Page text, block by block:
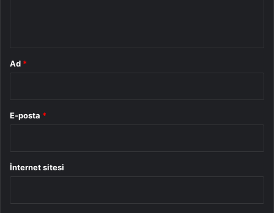
Ad *
E-posta *
İnternet sitesi